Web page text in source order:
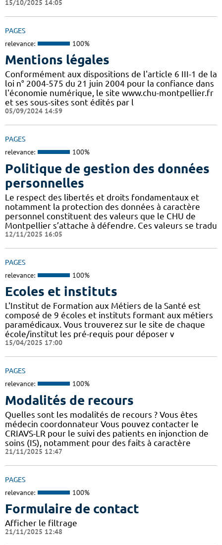
15/10/2025 14:05
PAGES
relevance: 100%
Mentions légales
Conformément aux dispositions de l'article 6 III-1 de la
loi n° 2004-575 du 21 juin 2004 pour la confiance dans
l'économie numérique, le site www.chu-montpellier.fr
et ses sous-sites sont édités par l
05/09/2024 14:59
PAGES
relevance: 100%
Politique de gestion des données
personnelles
Le respect des libertés et droits fondamentaux et
notamment la protection des données à caractère
personnel constituent des valeurs que le CHU de
Montpellier s’attache à défendre. Ces valeurs se tradu
12/11/2025 16:05
PAGES
relevance: 100%
Ecoles et instituts
L'Institut de Formation aux Métiers de la Santé est
composé de 9 écoles et instituts formant aux métiers
paramédicaux. Vous trouverez sur le site de chaque
école/institut les pré-requis pour déposer v
15/04/2025 17:00
PAGES
relevance: 100%
Modalités de recours
Quelles sont les modalités de recours ? Vous êtes
médecin coordonnateur Vous pouvez contacter le
CRIAVS-LR pour le suivi des patients en injonction de
soins (IS), notamment pour des faits à caractère
21/11/2025 12:47
PAGES
relevance: 100%
Formulaire de contact
Afficher le filtrage
21/11/2025 12:48